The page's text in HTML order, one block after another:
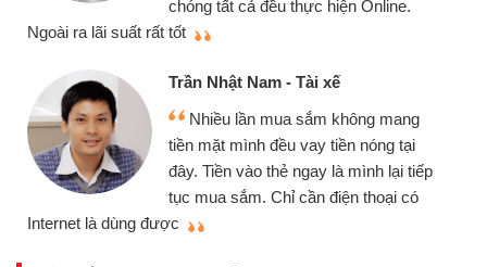
chóng tất cả đều thực hiện Online.
Ngoài ra lãi suất rất tốt
Trần Nhật Nam - Tài xế
Nhiều lần mua sắm không mang
tiền mặt mình đều vay tiền nóng tại
đây. Tiền vào thẻ ngay là mình lại tiếp
tục mua sắm. Chỉ cần điện thoại có
Internet là dùng được